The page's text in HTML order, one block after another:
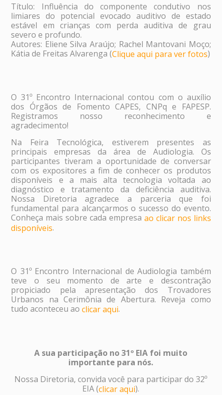
Título: Influência do componente condutivo nos
limiares do potencial evocado auditivo de estado
estável em crianças com perda auditiva de grau
severo e profundo.
Autores: Eliene Silva Araújo; Rachel Mantovani Moço;
Kátia de Freitas Alvarenga (Clique aqui para ver fotos)
O 31º Encontro Internacional contou com o auxílio
dos Órgãos de Fomento CAPES, CNPq e FAPESP.
Registramos nosso reconhecimento e
agradecimento!
Na Feira Tecnológica, estiverem presentes as
principais empresas da área de Audiologia. Os
participantes tiveram a oportunidade de conversar
com os expositores a fim de conhecer os produtos
disponíveis e a mais alta tecnologia voltada ao
diagnóstico e tratamento da deficiência auditiva.
Nossa Diretoria agradece a parceria que foi
fundamental para alcançarmos o sucesso do evento.
Conheça mais sobre cada empresa ao clicar nos links
disponíveis.
O 31º Encontro Internacional de Audiologia também
teve o seu momento de arte e descontração
propiciado pela apresentação dos Trovadores
Urbanos na Cerimônia de Abertura. Reveja como
tudo aconteceu aoclicar aqui.
A sua participação no 31º EIA foi muito
importante para nós.
Nossa Diretoria, convida você para participar do 32º
EIA (clicar aqui).